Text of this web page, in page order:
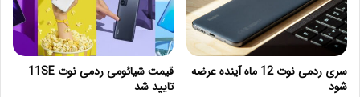
سری ردمی نوت 12 ماه آینده عرضه
شود
قیمت شیائومی ردمی نوت 11SE
تایید شد